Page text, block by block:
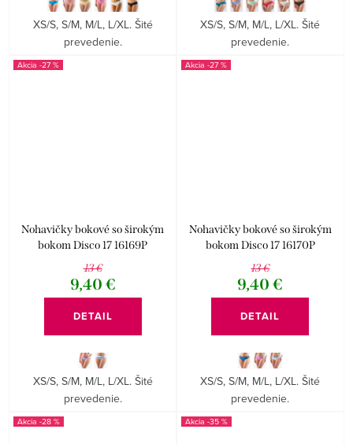
XS/S, S/M, M/L, L/XL. Šité
prevedenie.
XS/S, S/M, M/L, L/XL. Šité
prevedenie.
-27 %
Nohavičky bokové so širokým
bokom Disco 17 16169P
13 €
9,40 €
DETAIL
XS/S, S/M, M/L, L/XL. Šité
prevedenie.
-27 %
Nohavičky bokové so širokým
bokom Disco 17 16170P
13 €
9,40 €
DETAIL
XS/S, S/M, M/L, L/XL. Šité
prevedenie.
-28 % -35 %